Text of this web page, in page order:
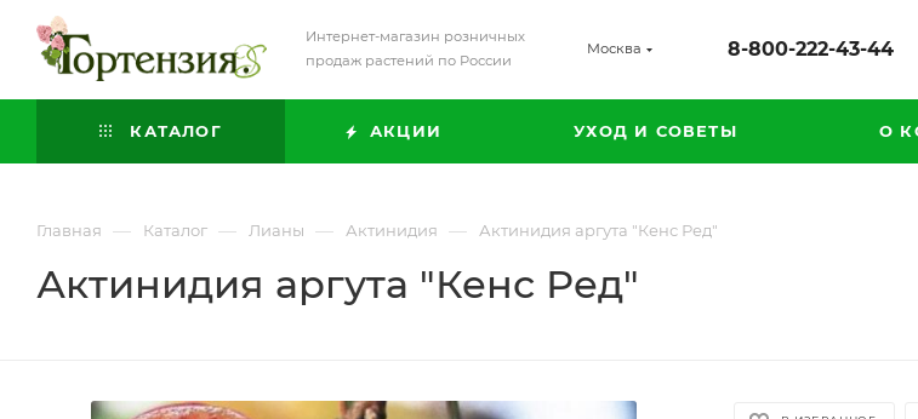
Интернет-магазин розничных
продаж растений по России
Москва 8-800-222-43-44
КАТАЛОГ АКЦИИ УХОД И СОВЕТЫ О
Главная — Каталог — Лианы — Актинидия — Актинидия аргута "Кенс Ред"
Актинидия аргута "Кенс Ред"